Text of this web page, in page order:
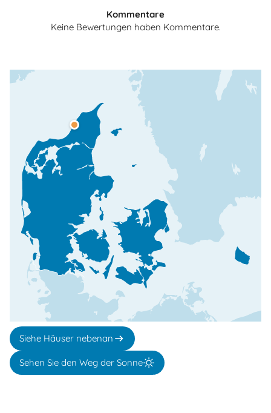
Kommentare
Keine Bewertungen haben Kommentare.
Siehe Häuser nebenan
Sehen Sie den Weg der Sonne